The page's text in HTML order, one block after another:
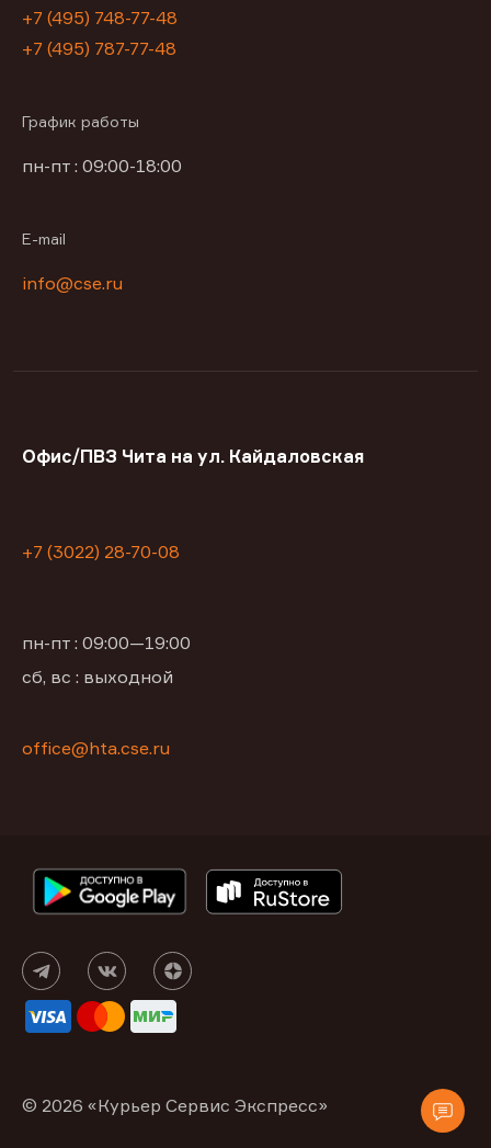
+7 (495) 748-77-48
+7 (495) 787-77-48
График работы
пн-пт : 09:00-18:00
E-mail
info@cse.ru
Офис/ПВЗ Чита на ул. Кайдаловская
+7 (3022) 28-70-08
пн-пт : 09:00—19:00
сб, вс : выходной
office@hta.cse.ru
© 2026 «Курьер Сервис Экспресс»